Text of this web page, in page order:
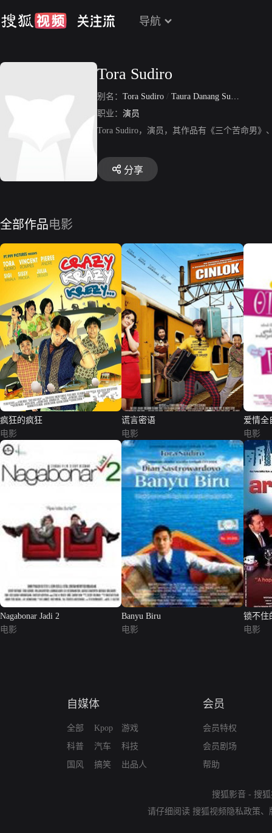
导航
Tora Sudiro
别名： Tora Sudiro / Taura Danang Sudiro
职业： 演员
Tora Sudiro，演员，其作品有《三个苦命男》
分享
全部作品电影
疯狂的疯狂
电影
谎言密语
电影
爱情全
电影
Nagabonar Jadi 2
电影
Banyu Biru
电影
锁不住
电影
自媒体
全部
科普
国风
Kpop
汽车
搞笑
游戏
科技
出品人
会员
会员特权
会员剧场
帮助
搜狐影音 - 搜
请仔细阅读 搜狐视频隐私政策、